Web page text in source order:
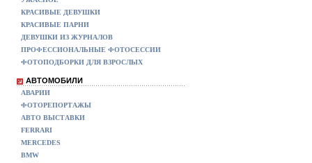
КРАСИВЫЕ ДЕВУШКИ
КРАСИВЫЕ ПАРНИ
ДЕВУШКИ ИЗ ЖУРНАЛОВ
ПРОФЕССИОНАЛЬНЫЕ ФОТОСЕССИИ
ФОТОПОДБОРКИ ДЛЯ ВЗРОСЛЫХ
АВТОМОБИЛИ
АВАРИИ
ФОТОРЕПОРТАЖЫ
АВТО ВЫСТАВКИ
FERRARI
MERCEDES
BMW